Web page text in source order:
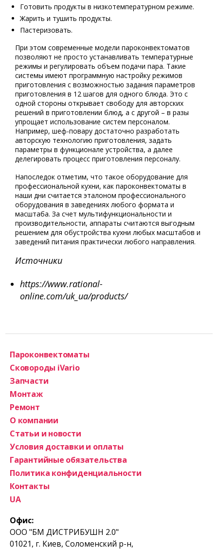
Готовить продукты в низкотемпературном режиме.
Жарить и тушить продукты.
Пастеризовать.
При этом современные модели пароконвектоматов
позволяют не просто устанавливать температурные
режимы и регулировать объем подачи пара. Такие
системы имеют программную настройку режимов
приготовления с возможностью задания параметров
приготовления в 12 шагов для одного блюда. Это с
одной стороны открывает свободу для авторских
решений в приготовлении блюд, а с другой – в разы
упрощает использование систем персоналом.
Например, шеф-повару достаточно разработать
авторскую технологию приготовления, задать
параметры в функционале устройства, а далее
делегировать процесс приготовления персоналу.
Напоследок отметим, что такое оборудование для
профессиональной кухни, как пароконвектоматы в
наши дни считается эталоном профессионального
оборудования в заведениях любого формата и
масштаба. За счет мультифункциональности и
производительности, аппараты считаются выгодным
решением для обустройства кухни любых масштабов и
заведений питания практически любого направления.
Источники
https://www.rational-
online.com/uk_ua/products/
Офис:
ООО "БМ ДИСТРИБУШН 2.0"
01021, г. Киев, Соломенский р-н,
Пароконвектоматы
Сковороды iVario
Запчасти
Монтаж
Ремонт
О компании
Статьи и новости
Условия доставки и оплаты
Гарантийные обязательства
Политика конфиденциальности
Контакты
UA